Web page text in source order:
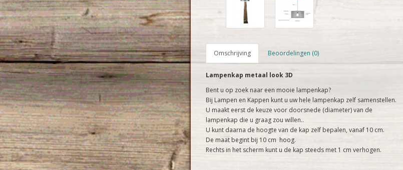
Omschrijving Beoordelingen (0)
Lampenkap metaal look 3D
Bent u op zoek naar een mooie lampenkap?
Bij Lampen en Kappen kunt u uw hele lampenkap zelf samenstellen.
U maakt eerst de keuze voor doorsnede (diameter) van de
lampenkap die u graag zou willen..
U kunt daarna de hoogte van de kap zelf bepalen, vanaf 10 cm.
De maat begint bij 10 cm hoog.
Rechts in het scherm kunt u de kap steeds met 1 cm verhogen.